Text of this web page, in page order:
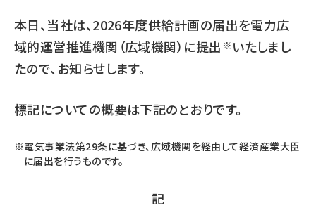
本日、当社は、2026年度供給計画の届出を電力広
域的運営推進機関（広域機関）に提出 ※ いたしまし
たので、お知らせします。
標記についての概要は下記のとおりです。
電気事業法第29条に基づき、広域機関を経由して経済産業大臣
に届出を行うものです。
記